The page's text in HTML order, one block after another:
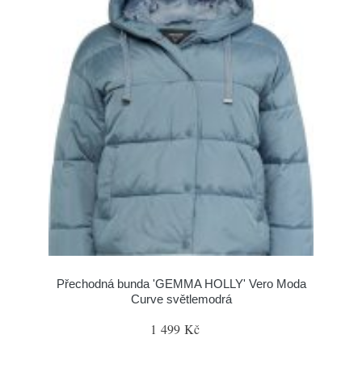
Přechodná bunda 'GEMMA HOLLY' Vero Moda
Curve světlemodrá
1 499 Kč